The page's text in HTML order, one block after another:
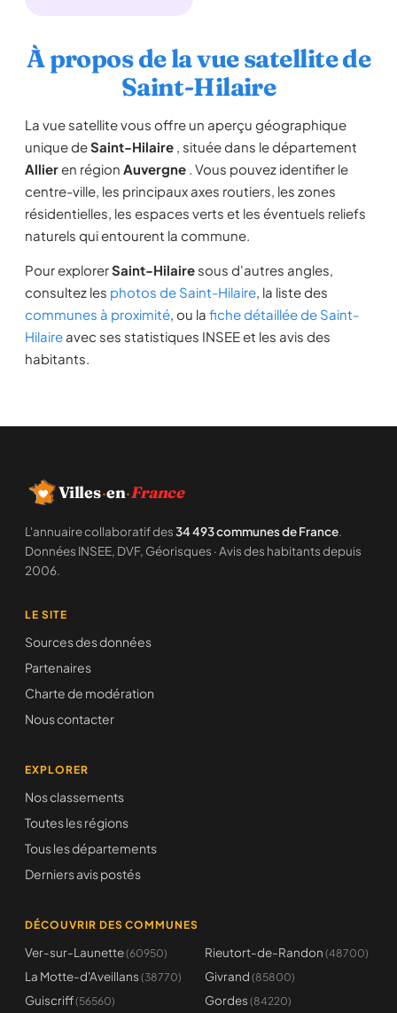
À propos de la vue satellite de
Saint-Hilaire
La vue satellite vous offre un aperçu géographique
unique deSaint-Hilaire , située dans le département
Allieren région Auvergne . Vous pouvez identifier le
centre-ville, les principaux axes routiers, les zones
résidentielles, les espaces verts et les éventuels reliefs
naturels qui entourent la commune.
Pour explorerSaint-Hilaire sous d'autres angles,
consultez les photos de Saint-Hilaire, la liste des
communes à proximité, ou la fiche détaillée de Saint-
Hilaire avec ses statistiques INSEE et les avis des
habitants.
Villes·en·France
L'annuaire collaboratif des34 493 communes de France.
Données INSEE, DVF, Géorisques · Avis des habitants depuis
2006.
LE SITE
Sources des données
Partenaires
Charte de modération
Nous contacter
EXPLORER
Nos classements
Toutes les régions
Tous les départements
Derniers avis postés
DÉCOUVRIR DES COMMUNES
Ver-sur-Launette(60950) Rieutort-de-Randon (48700)
La Motte-d'Aveillans (38770) Givrand (85800)
Guiscriff(56560) Gordes (84220)